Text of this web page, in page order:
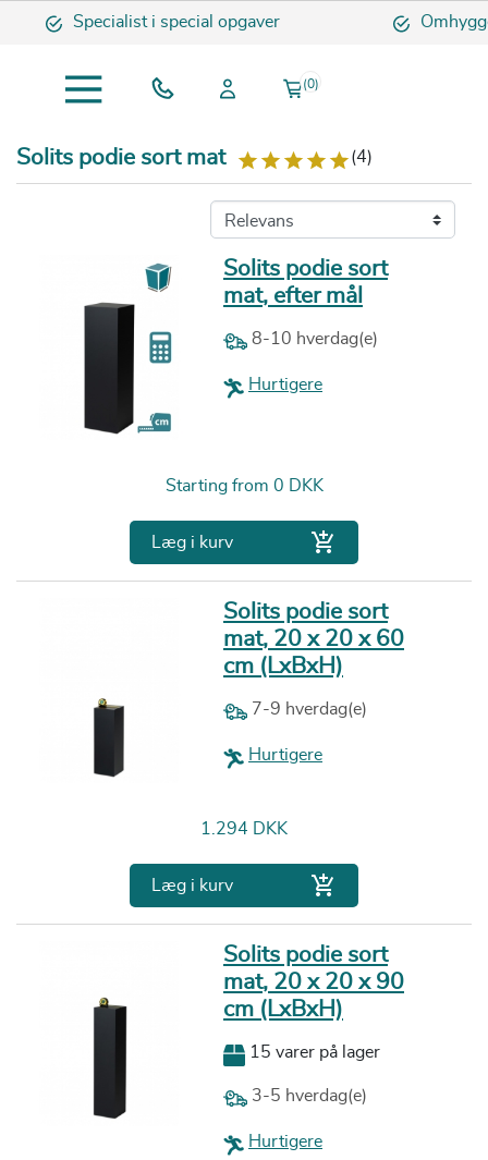
Specialist i special opgaver Omhyggelig
(0)
Solits podie sort mat (4)
Solits podie sort
mat, efter mål
8-10 hverdag(e)
Hurtigere
Starting from Pris
0 DKK
Læg i kurv 
Solits podie sort
mat, 20 x 20 x 60
cm (LxBxH)
7-9 hverdag(e)
Hurtigere
Pris
1.294 DKK
Læg i kurv 
Solits podie sort
mat, 20 x 20 x 90
cm (LxBxH)
15 varer på lager
3-5 hverdag(e)
Hurtigere